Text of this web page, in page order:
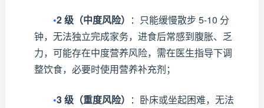
•2 级（中度风险） ：只能缓慢散步 5-10 分
钟，无法独立完成家务，进食后常感到腹胀、乏
力，可能存在中度营养风险，需在医生指导下调
整饮食，必要时使用营养补充剂；
•3 级（重度风险） ：卧床或坐起困难，无法